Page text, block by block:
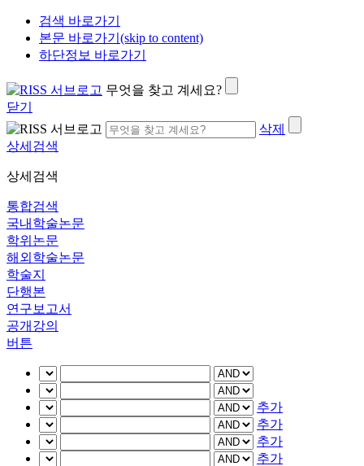
검색 바로가기
본문 바로가기(skip to content)
하단정보 바로가기
무엇을 찾고 계세요?
닫기
삭제
상세검색
상세검색
통합검색
국내학술논문
학위논문
해외학술논문
학술지
단행본
연구보고서
공개강의
버튼
추가
추가
추가
추가